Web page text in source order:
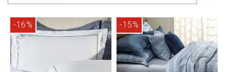
Exibir todos Fechar [×]
-16% -15%